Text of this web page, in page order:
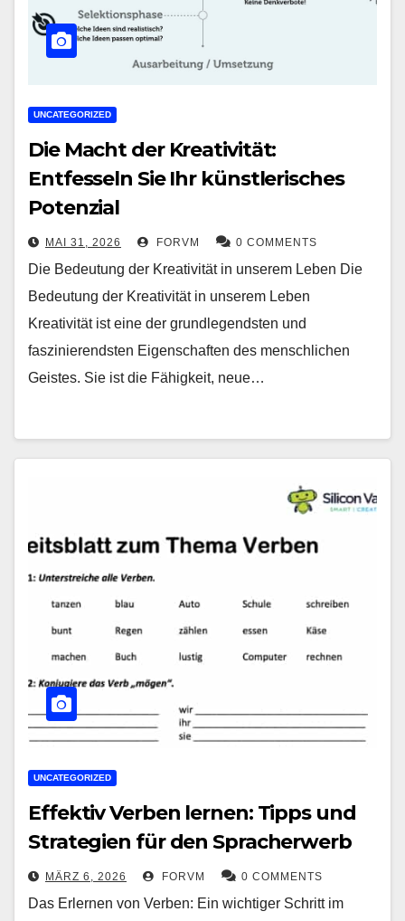
UNCATEGORIZED
Die Macht der Kreativität:
Entfesseln Sie Ihr künstlerisches
Potenzial
MAI 31, 2026 FORVM 0 COMMENTS
Die Bedeutung der Kreativität in unserem Leben Die
Bedeutung der Kreativität in unserem Leben
Kreativität ist eine der grundlegendsten und
faszinierendsten Eigenschaften des menschlichen
Geistes. Sie ist die Fähigkeit, neue…
UNCATEGORIZED
Effektiv Verben lernen: Tipps und
Strategien für den Spracherwerb
MÄRZ 6, 2026 FORVM 0 COMMENTS
Das Erlernen von Verben: Ein wichtiger Schritt im